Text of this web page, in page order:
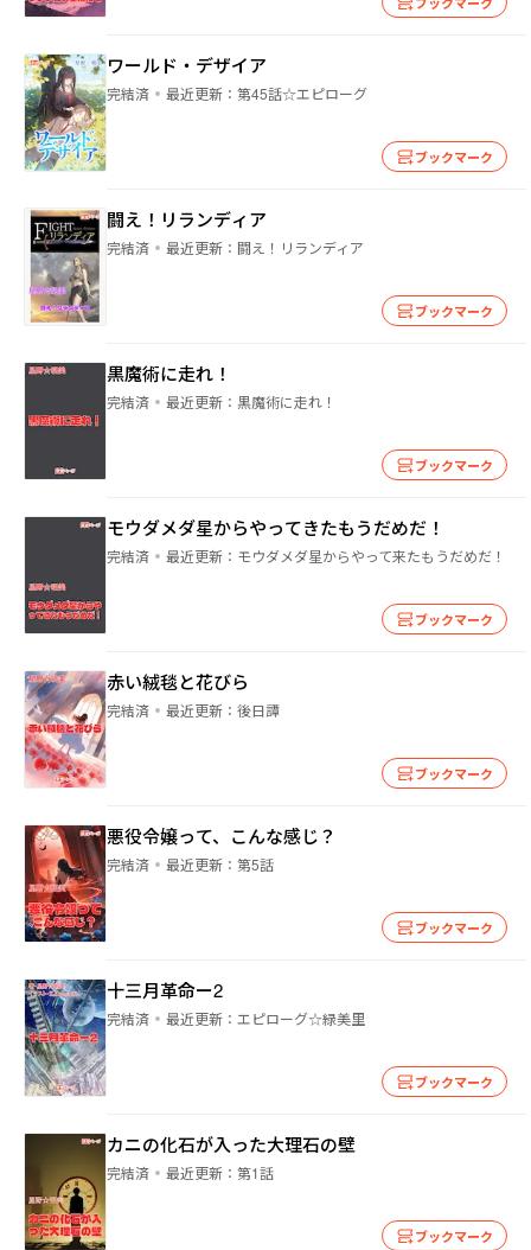
ワールド・デザイア
完結済 最近更新： 第45話☆エピローグ
ブックマーク
闘え！リランディア
完結済 最近更新： 闘え！リランディア
ブックマーク
黒魔術に走れ！
完結済 最近更新： 黒魔術に走れ！
ブックマーク
モウダメダ星からやってきたもうだめだ！
完結済 最近更新： モウダメダ星からやって来たもうだめだ！
ブックマーク
赤い絨毯と花びら
完結済 最近更新： 後日譚
ブックマーク
悪役令嬢って、こんな感じ？
完結済 最近更新： 第5話
ブックマーク
十三月革命ー2
完結済 最近更新： エピローグ☆緑美里
ブックマーク
カニの化石が入った大理石の壁
完結済 最近更新： 第1話
ブックマーク